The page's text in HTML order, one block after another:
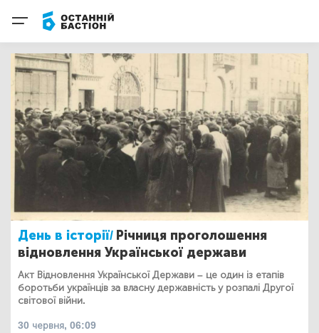
День в історії/ Річниця проголошення
відновлення Української держави
Акт Відновлення Української Держави – це один із етапів
боротьби українців за власну державність у розпалі Другої
світової війни.
30 червня, 06:09